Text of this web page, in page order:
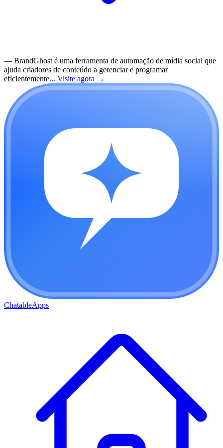
— BrandGhost é uma ferramenta de automação de mídia social que
ajuda criadores de conteúdo a gerenciar e programar
eficientemente... Visite agora →
ChatableApps